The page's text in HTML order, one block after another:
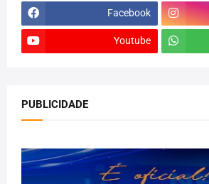
Facebook
Youtube
PUBLICIDADE